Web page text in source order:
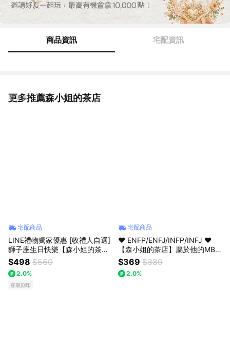
商品資訊 宅配資訊
更多推薦森小姐的茶店
看更多
宅配商品
LINE禮物獨家優惠 [收禮人自選]
獅子座生日快樂【森小姐的茶
店】果實茶+天然果乾禮盒
$498 $560
2.0%
客製刻印
宅配商品
♥ ENFP/ENFJ/INFP/INFJ ♥
【森小姐的茶店】屬於他的MBTI
茶，懂他的味道～〔收禮人自選
風味〕
$369 $389
2.0%